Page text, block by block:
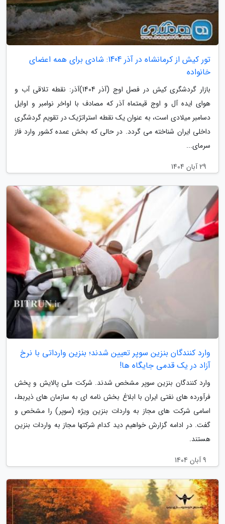
تور کیش از کرمانشاه در آذر 1404: شادی برای همه اعضای
خانواده
بازار گردشگری کیش در فصل اوج (آذر 1404)آذر: نقطه تلاقی آب و
هوای ایده آل و اوج قیمتماه آذر که مصادف با اواخر نوامبر و اوایل
دسامبر میلادی است، به عنوان یک نقطه استراتژیک در تقویم گردشگری
داخلی ایران شناخته می گردد. در حالی که بخش عمده کشور وارد فاز
سرمای...
29 آبان 1404
وارد کنندگان بنزین سوپر تعیین شدند؛ بنزین وارداتی با نرخ
آزاد در یک قدمی جایگاه ها!
وارد کنندگان بنزین سوپر مشخص شدند. شرکت ملی پالایش و پخش
فرآورده های نفتی ایران با ابلاغ بخش نامه ای به سازمان های ذیربط،
اسامی شرکت های مجاز به واردات بنزین ویژه (سوپر) را مشخص و
گفت. در ادامه گزارش خواهیم دید کدام شرکتها مجاز به واردات بنزین
هستند.
9 آبان 1404